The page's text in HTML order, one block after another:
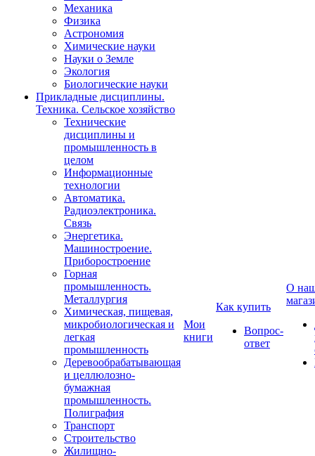
Механика
Физика
Астрономия
Химические науки
Науки о Земле
Экология
Биологические науки
Прикладные дисциплины.
Техника. Сельское хозяйство
Технические
дисциплины и
промышленность в
целом
Информационные
технологии
Автоматика.
Радиоэлектроника.
Связь
Энергетика.
Машиностроение.
Приборостроение
Горная
промышленность.
Металлургия
Химическая, пищевая,
микробиологическая и
легкая
промышленность
Деревообрабатывающая
и целлюлозно-
бумажная
промышленность.
Полиграфия
Транспорт
Строительство
Жилищно-
Мои
книги
Как купить
Вопрос-
ответ
О